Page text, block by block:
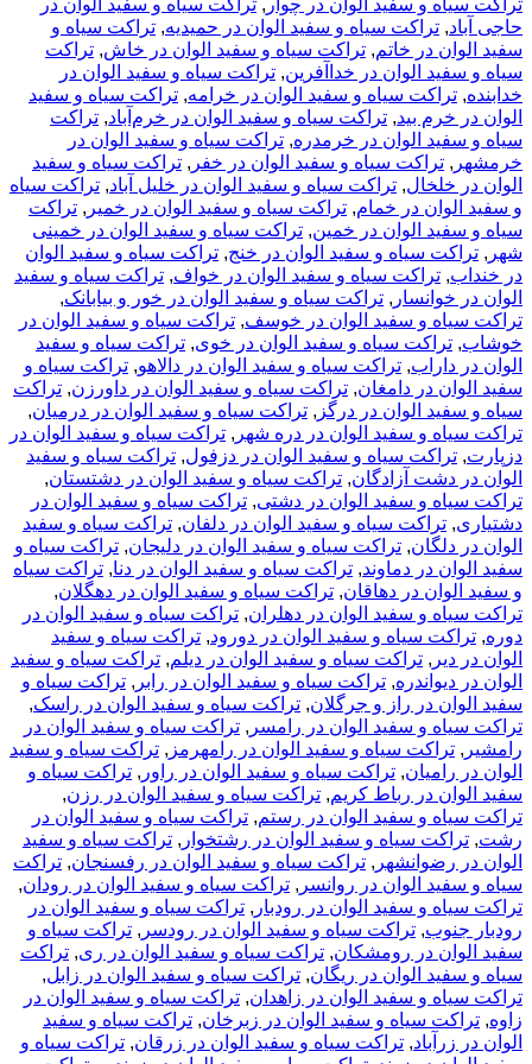
و سفید الوان در چوار ,تراکت سیاه و سفید الوان در
تراکت سیاه و سفید الوان در حمیدیه,تراکت سیاه و
در خاتم ,تراکت سیاه و سفید الوان در خاش ,تراکت
الوان در خداآفرین, تراکت سیاه و سفید الوان در
سیاه و سفید الوان در خرامه, تراکت سیاه و سفید
بید ,تراکت سیاه و سفید الوان در خرم‌آباد ,تراکت
الوان در خرمدره,تراکت سیاه و سفید الوان در
تراکت سیاه و سفید الوان در خفر, تراکت سیاه و سفید
, تراکت سیاه و سفید الوان در خلیل آباد, تراکت سیاه
در خمام ,تراکت سیاه و سفید الوان در خمیر ,تراکت
الوان در خمین ,تراکت سیاه و سفید الوان در خمینی
سیاه و سفید الوان در خنج, تراکت سیاه و سفید الوان
تراکت سیاه و سفید الوان در خواف, تراکت سیاه و سفید
, تراکت سیاه و سفید الوان در خور و بیابانک,
و سفید الوان در خوسف ,تراکت سیاه و سفید الوان در
سیاه و سفید الوان در خوی ,تراکت سیاه و سفید
, تراکت سیاه و سفید الوان در دالاهو ,تراکت سیاه و
در دامغان,تراکت سیاه و سفید الوان در داورزن ,تراکت
الوان در درگز ,تراکت سیاه و سفید الوان در درمیان
و سفید الوان در دره شهر, تراکت سیاه و سفید الوان در
سیاه و سفید الوان در دزفول, تراکت سیاه و سفید
آزادگان,تراکت سیاه و سفید الوان در دشتستان
و سفید الوان در دشتی, تراکت سیاه و سفید الوان در
تراکت سیاه و سفید الوان در دلفان,تراکت سیاه و سفید
, تراکت سیاه و سفید الوان در دلیجان,تراکت سیاه و
در دماوند, تراکت سیاه و سفید الوان در دنا ,تراکت سیاه
در دهاقان,تراکت سیاه و سفید الوان در دهگلان
و سفید الوان در دهلران,تراکت سیاه و سفید الوان در
سیاه و سفید الوان در دورود, تراکت سیاه و سفید
,تراکت سیاه و سفید الوان در دیلم, تراکت سیاه و سفید
,تراکت سیاه و سفید الوان در رابر, تراکت سیاه و
در راز و جرگلان, تراکت سیاه و سفید الوان در راسک,
و سفید الوان در رامسر,تراکت سیاه و سفید الوان در
سیاه و سفید الوان در رامهرمز, تراکت سیاه و سفید
, تراکت سیاه و سفید الوان در راور, تراکت سیاه و
در رباط کریم , تراکت سیاه و سفید الوان در رزن,
و سفید الوان در رستم,تراکت سیاه و سفید الوان در
سیاه و سفید الوان در رشتخوار, تراکت سیاه و سفید
, تراکت سیاه و سفید الوان در رفسنجان تراکت
الوان در روانسر ,تراکت سیاه و سفید الوان در رودان,
و سفید الوان در رودبار, تراکت سیاه و سفید الوان در
,تراکت سیاه و سفید الوان در رودسر,تراکت سیاه و
در رومشکان , تراکت سیاه و سفید الوان در ری,تراکت
الوان در ریگان, تراکت سیاه و سفید الوان در زابل,
و سفید الوان در زاهدان,تراکت سیاه و سفید الوان در
سیاه و سفید الوان در زبرخان ,تراکت سیاه و سفید
,تراکت سیاه و سفید الوان در زرقان, تراکت سیاه و